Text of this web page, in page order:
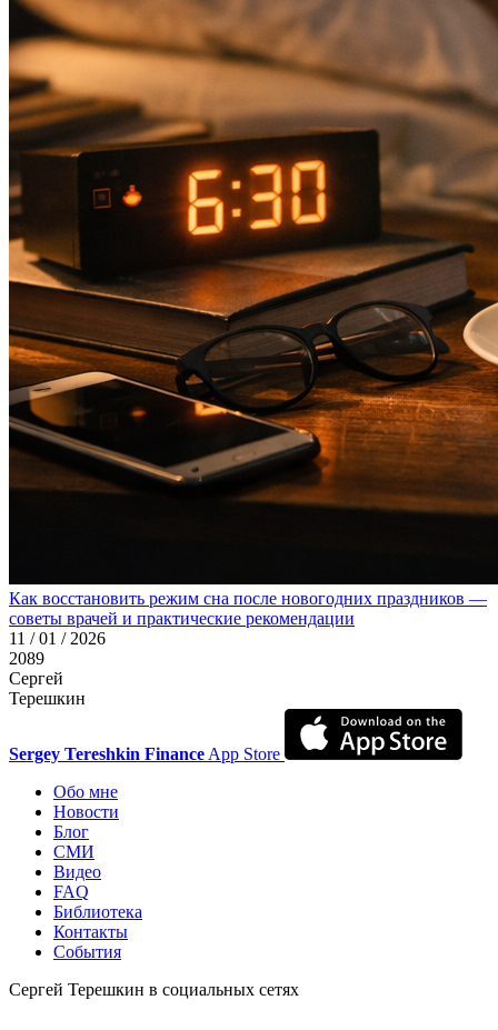
Как восстановить режим сна после новогодних праздников —
советы врачей и практические рекомендации
11 / 01 / 2026
2089
Сергей
Терешкин
Sergey Tereshkin Finance App Store
Обо мне
Новости
Блог
СМИ
Видео
FAQ
Библиотека
Контакты
События
Сергей Терешкин в социальных сетях